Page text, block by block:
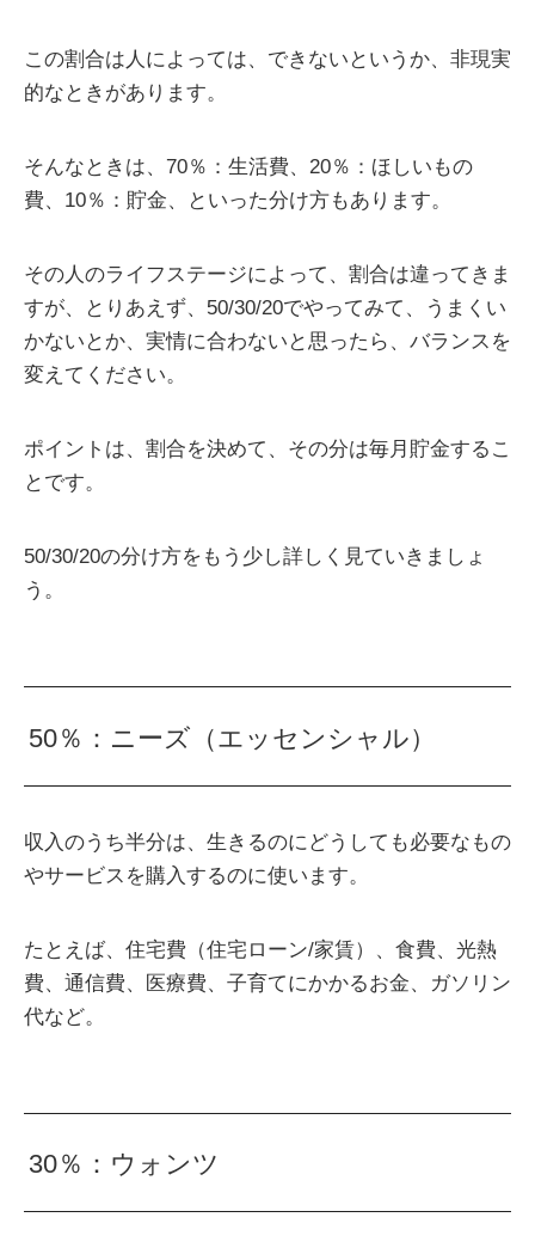
この割合は人によっては、できないというか、非現実
的なときがあります。
そんなときは、70％：生活費、20％：ほしいもの
費、10％：貯金、といった分け方もあります。
その人のライフステージによって、割合は違ってきま
すが、とりあえず、50/30/20でやってみて、うまくい
かないとか、実情に合わないと思ったら、バランスを
変えてください。
ポイントは、割合を決めて、その分は毎月貯金するこ
とです。
50/30/20の分け方をもう少し詳しく見ていきましょ
う。
50％：ニーズ（エッセンシャル）
収入のうち半分は、生きるのにどうしても必要なもの
やサービスを購入するのに使います。
たとえば、住宅費（住宅ローン/家賃）、食費、光熱
費、通信費、医療費、子育てにかかるお金、ガソリン
代など。
30％：ウォンツ